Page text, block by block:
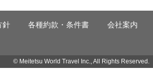
針 各種約款・条件書 会社案内
© Meitetsu World Travel Inc., All Rights Reserved.